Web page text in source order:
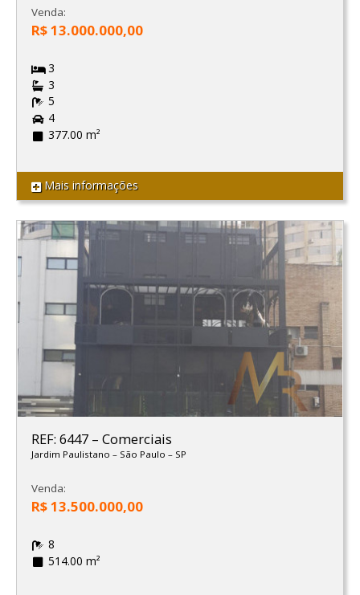
Venda:
R$ 13.000.000,00
3
3
5
4
377.00 m²
Mais informações
REF: 6447 – Comerciais
Jardim Paulistano – São Paulo – SP
Venda:
R$ 13.500.000,00
8
514.00 m²